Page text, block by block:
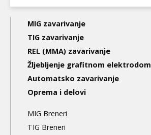
Main
navigation
3nd
level
MIG zavarivanje
TIG zavarivanje
REL (MMA) zavarivanje
Žljebljenje grafitnom elektrodom
Automatsko zavarivanje
Oprema i delovi
MIG Breneri
TIG Breneri